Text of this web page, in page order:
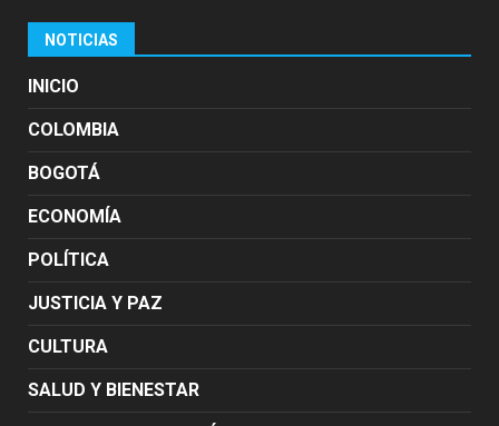
NOTICIAS
INICIO
COLOMBIA
BOGOTÁ
ECONOMÍA
POLÍTICA
JUSTICIA Y PAZ
CULTURA
SALUD Y BIENESTAR